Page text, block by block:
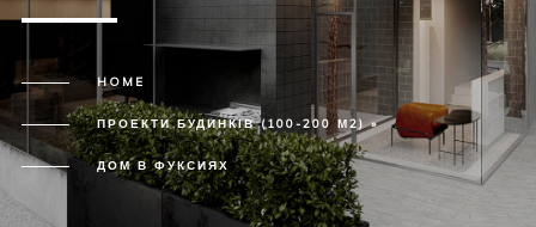
HOME
ПРОЕКТИ БУДИНКІВ (100-200 М2) »
ДОМ В ФУКСИЯХ